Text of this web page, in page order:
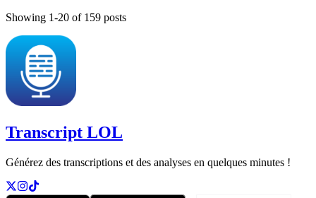
Showing 1-20 of 159 posts
Transcript LOL
Générez des transcriptions et des analyses en quelques minutes !